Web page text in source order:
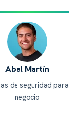
Abel Martín
de seguridad
negocio